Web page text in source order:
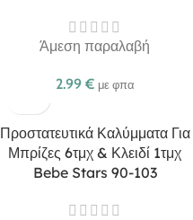
Άμεση παραλαβή
2.99 € με φπα
Προστατευτικά Καλύμματα Για
Μπρίζες 6τμχ & Κλειδί 1τμχ
Bebe Stars 90-103